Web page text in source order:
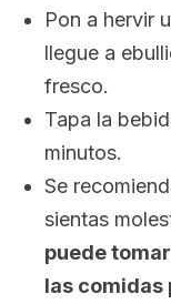
Pon a hervir
llegue a
fresco.
Tapa la
minutos.
Se
sientas
puede
las comidas